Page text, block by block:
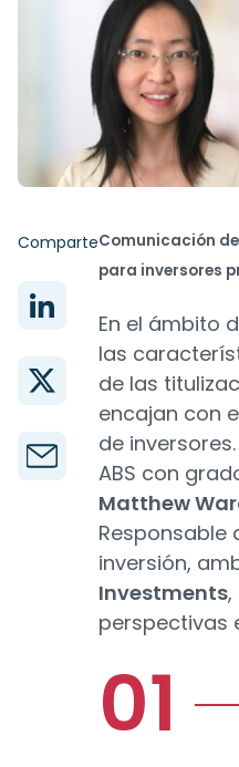
ComparteComunicación
para inversores
En el ámbito
las
de las
encajan con
de inversores.
ABS con
Matthew
Responsable
inversión,
Investments,
perspectivas